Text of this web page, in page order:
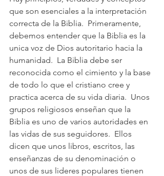
que son esenciales a la interpretación
correcta de la Biblia.  Primeramente,
debemos entender que la Biblia es la
unica voz de Dios autoritario hacia la
humanidad.  La Biblia debe ser
reconocida como el cimiento y la base
de todo lo que el cristiano cree y
practica acerca de su vida diaria.  Unos
grupos religiosos enseñan que la
Biblia es uno de varios autoridades en
las vidas de sus seguidores.  Ellos
dicen que unos libros, escritos, las
enseñanzas de su denominación o
unos de sus lideres populares tienen